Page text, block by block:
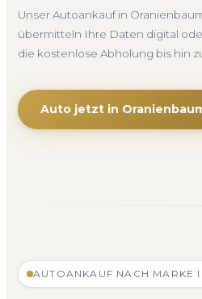
Unser Autoankauf in
übermitteln Ihre Daten digital
die kostenlose Abholung bis hin
Auto jetzt in
AUTOANKAUF NACH MARKE